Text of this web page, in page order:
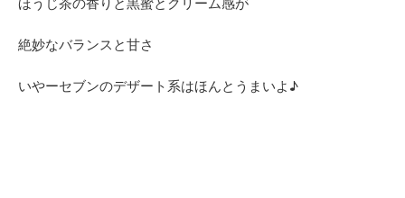
ほうじ茶の香りと黒蜜とクリーム感が
絶妙なバランスと甘さ
いやーセブンのデザート系はほんとうまいよ♪